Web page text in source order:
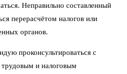
Неправильно составленный
перерасчётом налогов или
органов.
проконсультироваться с
и налоговым